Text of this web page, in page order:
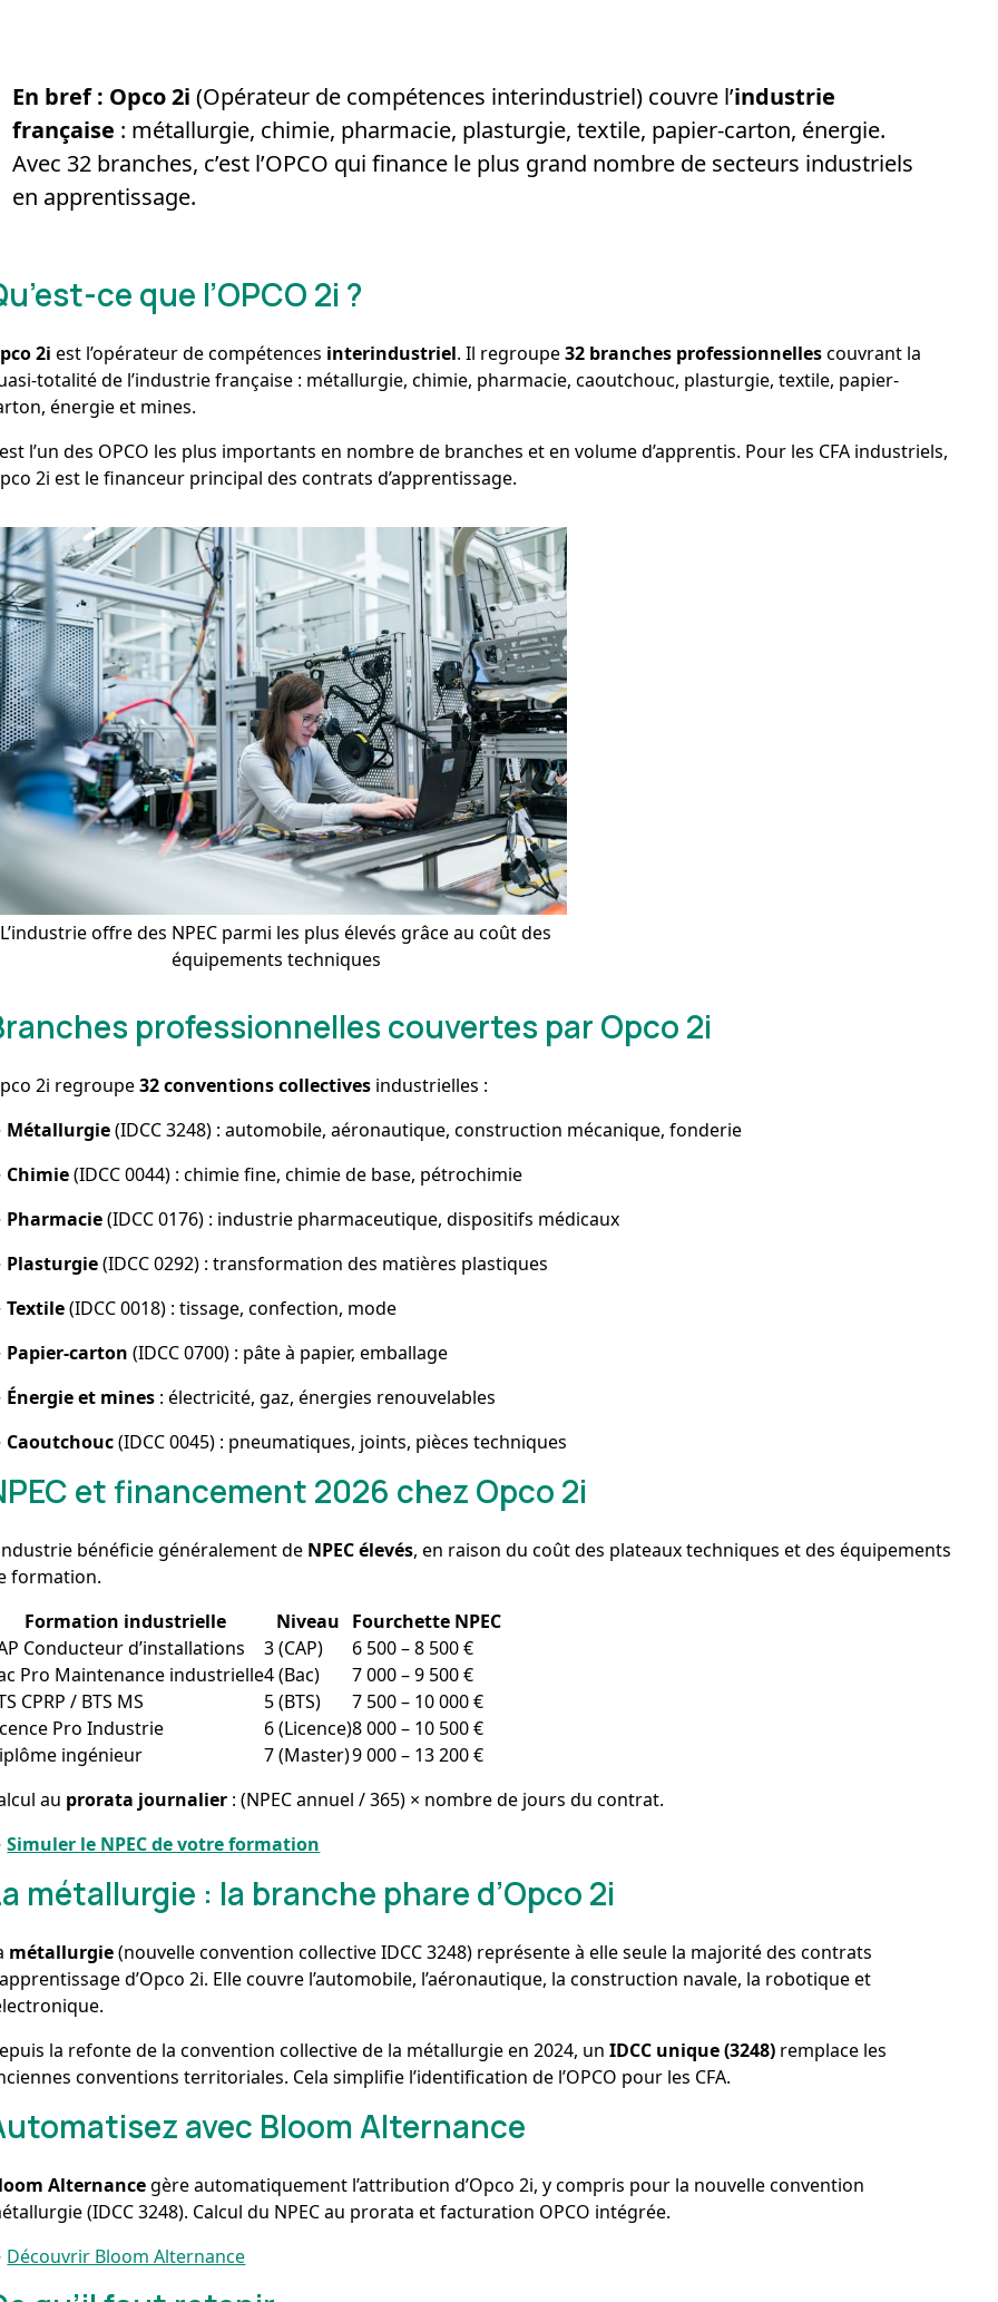
En bref : Opco 2i (Opérateur de compétences interindustriel) couvre l’industrie
française : métallurgie, chimie, pharmacie, plasturgie, textile, papier-carton, énergie.
Avec 32 branches, c’est l’OPCO qui finance le plus grand nombre de secteurs industriels
en apprentissage.
ce que l’OPCO 2i ?
2i est l’opérateur de compétences interindustriel. Il regroupe32 branches professionnellescouvrant la
totalité de l’industrie française : métallurgie, chimie, pharmacie, caoutchouc, plasturgie, textile, papier-
énergie et mines.
l’un des OPCO les plus importants en nombre de branches et en volume d’apprentis. Pour les CFA industriels,
2i est le financeur principal des contrats d’apprentissage.
L’industrie offre des NPEC parmi les plus élevés grâce au coût des
équipements techniques
professionnelles couvertes par Opco 2i
2i regroupe32 conventions collectives industrielles :
Métallurgie(IDCC 3248) : automobile, aéronautique, construction mécanique, fonderie
Chimie(IDCC 0044) : chimie fine, chimie de base, pétrochimie
Pharmacie(IDCC 0176) : industrie pharmaceutique, dispositifs médicaux
Plasturgie(IDCC 0292) : transformation des matières plastiques
Textile(IDCC 0018) : tissage, confection, mode
Papier-carton (IDCC 0700) : pâte à papier, emballage
Énergie et mines : électricité, gaz, énergies renouvelables
Caoutchouc(IDCC 0045) : pneumatiques, joints, pièces techniques
et financement 2026 chez Opco 2i
bénéficie généralement de NPEC élevés, en raison du coût des plateaux techniques et des équipements
formation.
Formation industrielle
Niveau Fourchette NPEC
Conducteur d’installations
3 (CAP)
6 500 – 8 500 €
Pro Maintenance industrielle4 (Bac)
7 000 – 9 500 €
CPRP / BTS MS
5 (BTS)
7 500 – 10 000 €
Pro Industrie
6 (Licence)8 000 – 10 500 €
ingénieur
7 (Master)9 000 – 13 200 €
au prorata journalier : (NPEC annuel / 365) × nombre de jours du contrat.
Simuler le NPEC de votre formation
métallurgie : la branche phare d’Opco 2i
métallurgie(nouvelle convention collective IDCC 3248) représente à elle seule la majorité des contrats
d’Opco 2i. Elle couvre l’automobile, l’aéronautique, la construction navale, la robotique et
la refonte de la convention collective de la métallurgie en 2024, unIDCC unique (3248) remplace les
conventions territoriales. Cela simplifie l’identification de l’OPCO pour les CFA.
avec Bloom Alternance
Alternancegère automatiquement l’attribution d’Opco 2i, y compris pour la nouvelle convention
(IDCC 3248). Calcul du NPEC au prorata et facturation OPCO intégrée.
Découvrir Bloom Alternance